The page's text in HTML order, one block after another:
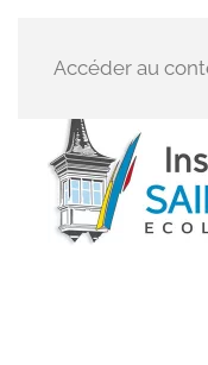
Accéder au